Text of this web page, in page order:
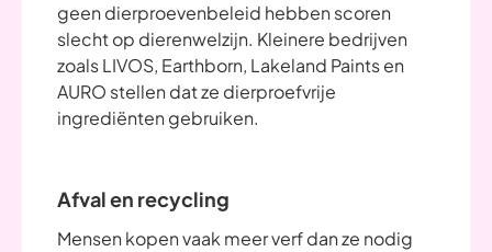
geen dierproevenbeleid hebben scoren
slecht op dierenwelzijn. Kleinere bedrijven
zoals LIVOS, Earthborn, Lakeland Paints en
AURO stellen dat ze dierproefvrije
ingrediënten gebruiken.
Afval en recycling
Mensen kopen vaak meer verf dan ze nodig